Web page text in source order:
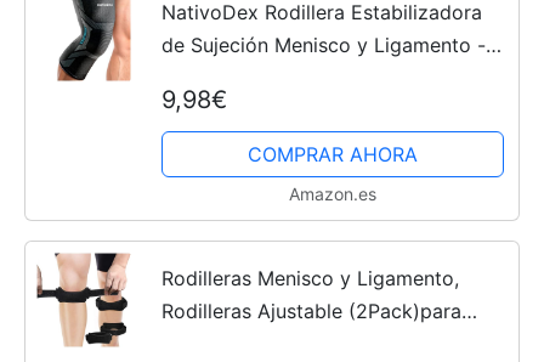
NativoDex Rodillera Estabilizadora
de Sujeción Menisco y Ligamento -
Compresión para Hombre y Mujer
para Tendinitis, Ligamentos,...
9,98€
COMPRAR AHORA
Amazon.es
Rodilleras Menisco y Ligamento,
Rodilleras Ajustable (2Pack)para